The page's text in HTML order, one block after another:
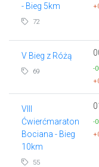
- Bieg 5km
72
V Bieg z Różą
69
-
VIII
Ćwierćmaraton
Bociana - Bieg
10km
55
-